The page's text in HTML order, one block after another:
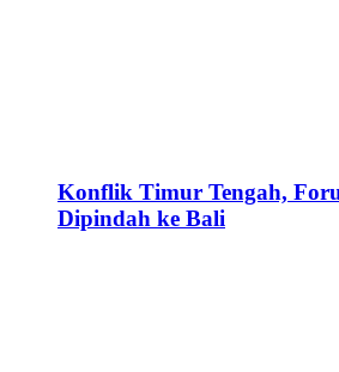
Konflik Timur Tengah,
Dipindah ke Bali